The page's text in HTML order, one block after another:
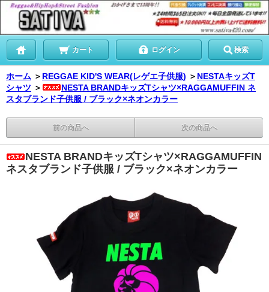
カート ログイン 検索
ホーム ＞ REGGAE KID'S WEAR(レゲエ子供服) ＞ NESTAキッズT
シャツ ＞
NESTA BRANDキッズTシャツ×RAGGAMUFFIN ネ
スタブランド子供服 / ブラック×ネオンカラー
前の商品へ 次の商品へ
NESTA BRANDキッズTシャツ×RAGGAMUFFIN
ネスタブランド子供服 / ブラック×ネオンカラー